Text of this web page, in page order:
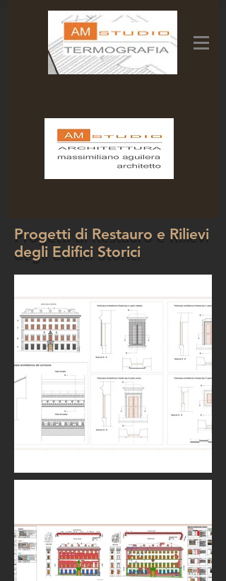
Progetti di Restauro e Rilievi
degli Edifici Storici